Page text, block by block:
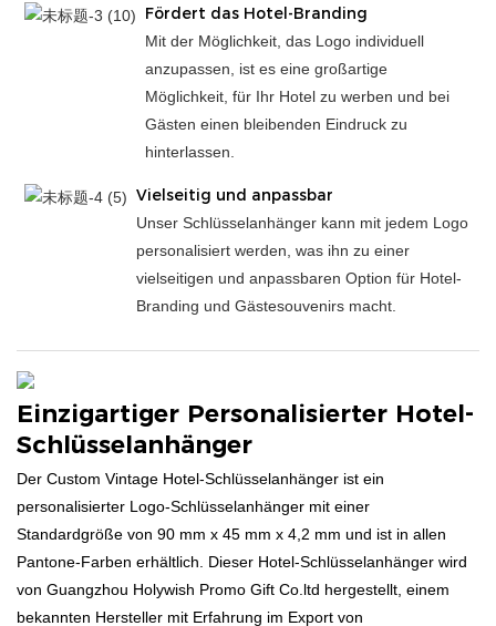
Fördert das Hotel-Branding
Mit der Möglichkeit, das Logo individuell
anzupassen, ist es eine großartige
Möglichkeit, für Ihr Hotel zu werben und bei
Gästen einen bleibenden Eindruck zu
hinterlassen.
Vielseitig und anpassbar
Unser Schlüsselanhänger kann mit jedem Logo
personalisiert werden, was ihn zu einer
vielseitigen und anpassbaren Option für Hotel-
Branding und Gästesouvenirs macht.
Einzigartiger Personalisierter Hotel-
Schlüsselanhänger
Der Custom Vintage Hotel-Schlüsselanhänger ist ein
personalisierter Logo-Schlüsselanhänger mit einer
Standardgröße von 90 mm x 45 mm x 4,2 mm und ist in allen
Pantone-Farben erhältlich. Dieser Hotel-Schlüsselanhänger wird
von Guangzhou Holywish Promo Gift Co.ltd hergestellt, einem
bekannten Hersteller mit Erfahrung im Export von